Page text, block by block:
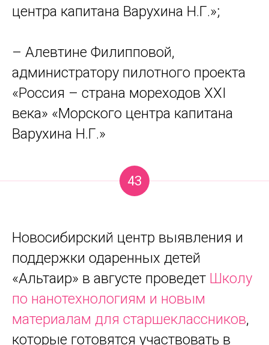
центра капитана Варухина Н.Г.»;
– Алевтине Филипповой,
администратору пилотного проекта
«Россия – страна мореходов XXI
века» «Морского центра капитана
Варухина Н.Г.»
43
Новосибирский центр выявления и
поддержки одаренных детей
«Альтаир» в августе проведет Школу
по нанотехнологиям и новым
материалам для старшеклассников,
которые готовятся участвовать в